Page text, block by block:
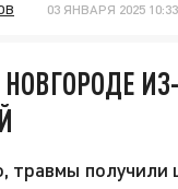
03 ЯНВАРЯ 2025 10:33
травмы